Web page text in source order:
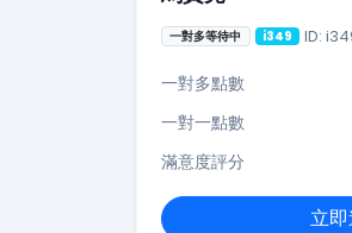
一對多等待中 i349 ID:
一對多點數
一對一點數
滿意度評分
立